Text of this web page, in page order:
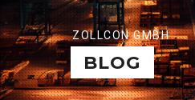
ZOLLCON GMBH
BLOG